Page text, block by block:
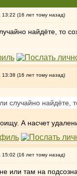
(16 лет тому назад)
найдёте, то
(16 лет тому назад)
случайно найдёте,
А насчет
(16 лет тому назад)
или там на